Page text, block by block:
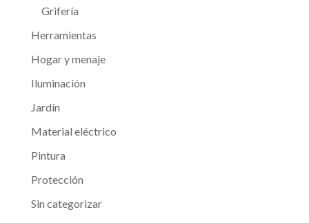
Grifería
Herramientas
Hogar y menaje
Iluminación
Jardín
Material eléctrico
Pintura
Protección
Sin categorizar